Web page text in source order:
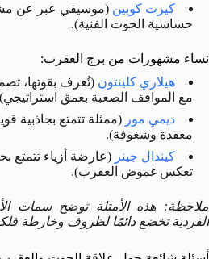
كيرت كوبين (موسيقي عبر عن
حساسية الحوت الفنية).
نساء مشهورات من برج العقرب:
هيلاري كلينتون (تُعرف بقوتها،
مع المواقف الصعبة بعمق
ديمي مور (ممثلة تتمتع بجاذبية
معقدة وشغوفة).
كيندال جينر (عارضة أزياء تتمتع
تعكس غموض العقرب).
ملاحظة: هذه الأمثلة توضح سمات
الفردية تخضع دائمًا لظروف وخارطة